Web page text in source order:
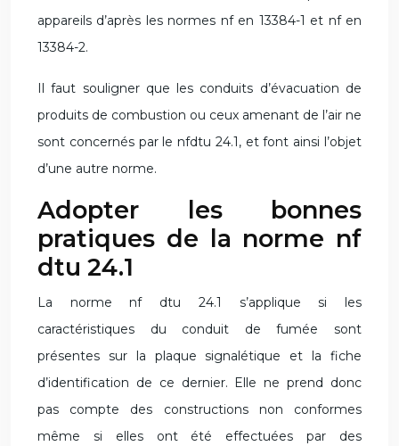
appareils d’après les normes nf en 13384-1 et nf en
13384-2.
Il faut souligner que les conduits d’évacuation de
produits de combustion ou ceux amenant de l’air ne
sont concernés par le nfdtu 24.1, et font ainsi l’objet
d’une autre norme.
Adopter les bonnes
pratiques de la norme nf
dtu 24.1
La norme nf dtu 24.1 s’applique si les
caractéristiques du conduit de fumée sont
présentes sur la plaque signalétique et la fiche
d’identification de ce dernier. Elle ne prend donc
pas compte des constructions non conformes
même si elles ont été effectuées par des